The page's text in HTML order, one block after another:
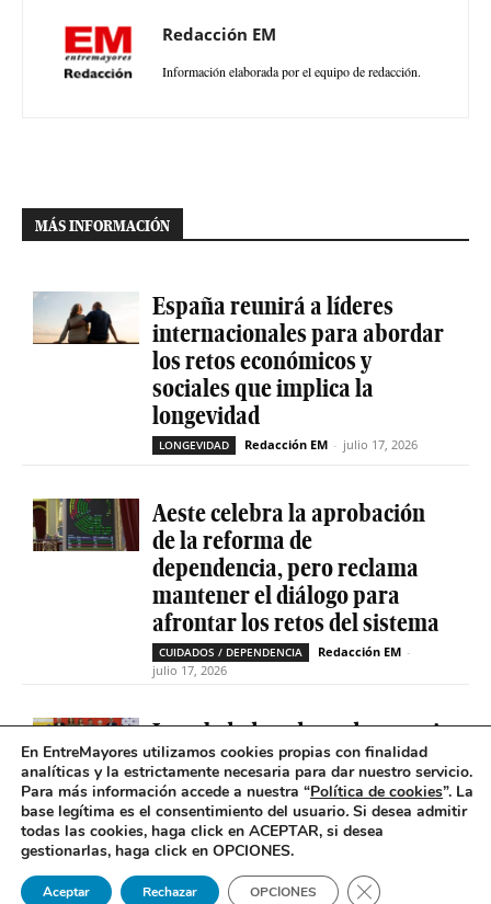
Redacción EM
Información elaborada por el equipo de redacción.
MÁS INFORMACIÓN
España reunirá a líderes
internacionales para abordar
los retos económicos y
sociales que implica la
longevidad
LONGEVIDAD Redacción EM - julio 17, 2026
Aeste celebra la aprobación
de la reforma de
dependencia, pero reclama
mantener el diálogo para
afrontar los retos del sistema
CUIDADOS / DEPENDENCIA Redacción EM -
julio 17, 2026
La soledad no deseada es casi
cinco veces superior entre
personas que tienen
problemas de salud mental
SOLEDAD NO DESEADA Redacción EM
En EntreMayores utilizamos cookies propias con finalidad
analíticas y la estrictamente necesaria para dar nuestro servicio.
Para más información accede a nuestra “Política de cookies”. La
base legítima es el consentimiento del usuario. Si desea admitir
todas las cookies, haga click en ACEPTAR, si desea
gestionarlas, haga click en OPCIONES.
Aceptar Rechazar OPCIONES Cerrar el banner